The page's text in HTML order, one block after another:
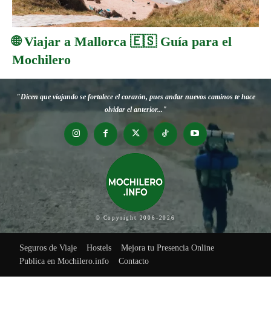
🌐 Viajar a Mallorca 🇪🇸 Guía para el
Mochilero
"Dicen que viajando se fortalece el corazón, pues andar nuevos caminos te hace
olvidar el anterior..."
© Copyright 2006-2026
Seguros de Viaje Hostels
Mejora tu Presencia Online
Publica en Mochilero.info
Contacto